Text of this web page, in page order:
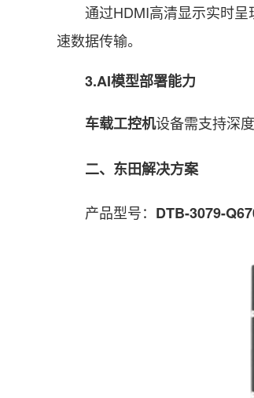
通过HDMI高清显示实时呈
速数据传输。
3.AI模型部署能力
车载工控机设备需支持深
二、东田解决方案
产品型号： DTB-3079-